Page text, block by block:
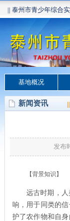
|| 泰州市青少年综合
基地概况
新闻资讯 ||
发布
【背景知识】
远古时期，
响，用于同类的
护了农作物和自